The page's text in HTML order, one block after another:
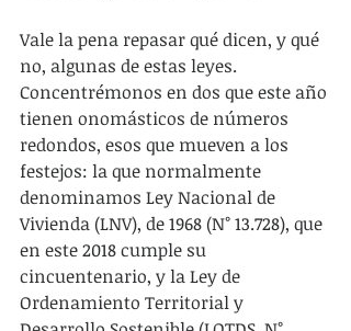
Vale la pena repasar qué dicen, y qué
no, algunas de estas leyes.
Concentrémonos en dos que este año
tienen onomásticos de números
redondos, esos que mueven a los
festejos: la que normalmente
denominamos Ley Nacional de
Vivienda (LNV), de 1968 (N° 13.728), que
en este 2018 cumple su
cincuentenario, y la Ley de
Ordenamiento Territorial y